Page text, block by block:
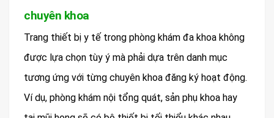
chuyên khoa
Trang thiết bị y tế trong phòng khám đa khoa không
được lựa chọn tùy ý mà phải dựa trên danh mục
tương ứng với từng chuyên khoa đăng ký hoạt động.
Ví dụ, phòng khám nội tổng quát, sản phụ khoa hay